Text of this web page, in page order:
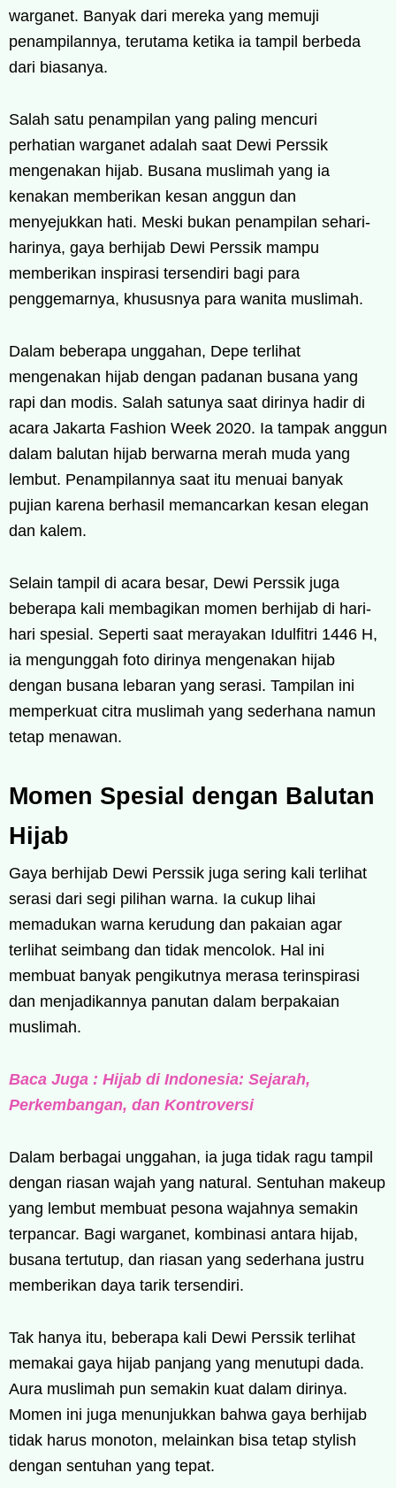
warganet. Banyak dari mereka yang memuji
penampilannya, terutama ketika ia tampil berbeda
dari biasanya.
Salah satu penampilan yang paling mencuri
perhatian warganet adalah saat Dewi Perssik
mengenakan hijab. Busana muslimah yang ia
kenakan memberikan kesan anggun dan
menyejukkan hati. Meski bukan penampilan sehari-
harinya, gaya berhijab Dewi Perssik mampu
memberikan inspirasi tersendiri bagi para
penggemarnya, khususnya para wanita muslimah.
Dalam beberapa unggahan, Depe terlihat
mengenakan hijab dengan padanan busana yang
rapi dan modis. Salah satunya saat dirinya hadir di
acara Jakarta Fashion Week 2020. Ia tampak anggun
dalam balutan hijab berwarna merah muda yang
lembut. Penampilannya saat itu menuai banyak
pujian karena berhasil memancarkan kesan elegan
dan kalem.
Selain tampil di acara besar, Dewi Perssik juga
beberapa kali membagikan momen berhijab di hari-
hari spesial. Seperti saat merayakan Idulfitri 1446 H,
ia mengunggah foto dirinya mengenakan hijab
dengan busana lebaran yang serasi. Tampilan ini
memperkuat citra muslimah yang sederhana namun
tetap menawan.
Momen Spesial dengan Balutan
Hijab
Gaya berhijab Dewi Perssik juga sering kali terlihat
serasi dari segi pilihan warna. Ia cukup lihai
memadukan warna kerudung dan pakaian agar
terlihat seimbang dan tidak mencolok. Hal ini
membuat banyak pengikutnya merasa terinspirasi
dan menjadikannya panutan dalam berpakaian
muslimah.
Baca Juga : Hijab di Indonesia: Sejarah,
Perkembangan, dan Kontroversi
Dalam berbagai unggahan, ia juga tidak ragu tampil
dengan riasan wajah yang natural. Sentuhan makeup
yang lembut membuat pesona wajahnya semakin
terpancar. Bagi warganet, kombinasi antara hijab,
busana tertutup, dan riasan yang sederhana justru
memberikan daya tarik tersendiri.
Tak hanya itu, beberapa kali Dewi Perssik terlihat
memakai gaya hijab panjang yang menutupi dada.
Aura muslimah pun semakin kuat dalam dirinya.
Momen ini juga menunjukkan bahwa gaya berhijab
tidak harus monoton, melainkan bisa tetap stylish
dengan sentuhan yang tepat.